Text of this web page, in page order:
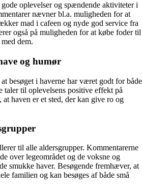
oplevelser og spændende aktiviteter i
nævner bl.a. muligheden for at
mad i cafeen og nyde god service fra
også på muligheden for at købe foder til
dem.
og humør
besøget i haverne har været godt for både
taler til oplevelsens positive effekt på
at haven er et sted, der kan give ro og
til alle aldersgrupper. Kommentarerne
over legeområdet og de voksne og
smukke haver. Besøgende fremhæver, at
familien og kan besøges af både små